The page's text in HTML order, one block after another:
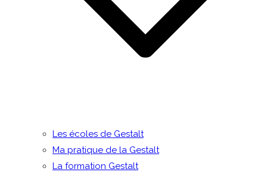
Les écoles de Gestalt
Ma pratique de la Gestalt
La formation Gestalt